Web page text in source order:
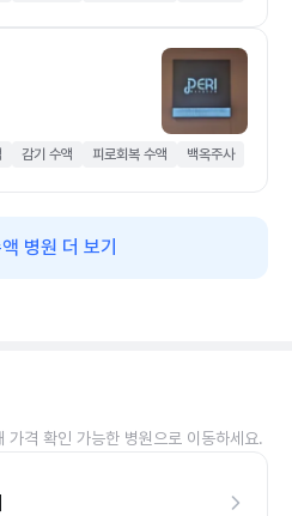
감기 수액 피로회복 수액 백옥주사
병원 더 보기
가격 확인 가능한 병원으로 이동하세요.